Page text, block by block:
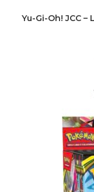
Yu-Gi-Oh! JCC